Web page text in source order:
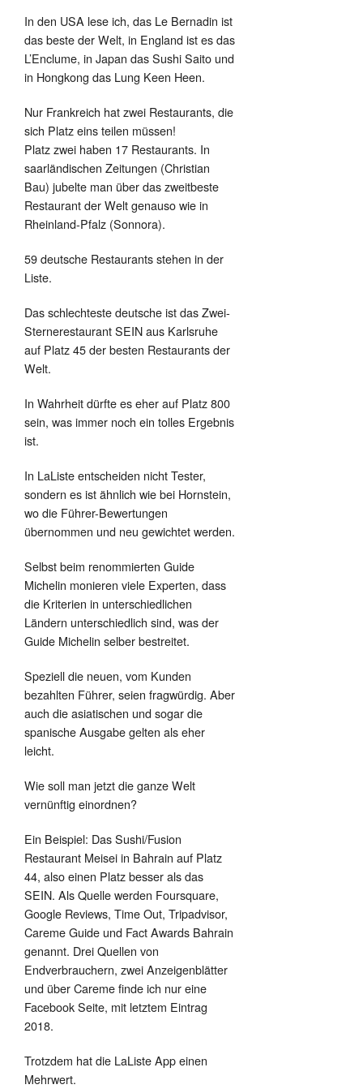
In den USA lese ich, das Le Bernadin ist
das beste der Welt, in England ist es das
L’Enclume, in Japan das Sushi Saito und
in Hongkong das Lung Keen Heen.
Nur Frankreich hat zwei Restaurants, die
sich Platz eins teilen müssen!
Platz zwei haben 17 Restaurants. In
saarländischen Zeitungen (Christian
Bau) jubelte man über das zweitbeste
Restaurant der Welt genauso wie in
Rheinland-Pfalz (Sonnora).
59 deutsche Restaurants stehen in der
Liste.
Das schlechteste deutsche ist das Zwei-
Sternerestaurant SEIN aus Karlsruhe
auf Platz 45 der besten Restaurants der
Welt.
In Wahrheit dürfte es eher auf Platz 800
sein, was immer noch ein tolles Ergebnis
ist.
In LaListe entscheiden nicht Tester,
sondern es ist ähnlich wie bei Hornstein,
wo die Führer-Bewertungen
übernommen und neu gewichtet werden.
Selbst beim renommierten Guide
Michelin monieren viele Experten, dass
die Kriterien in unterschiedlichen
Ländern unterschiedlich sind, was der
Guide Michelin selber bestreitet.
Speziell die neuen, vom Kunden
bezahlten Führer, seien fragwürdig. Aber
auch die asiatischen und sogar die
spanische Ausgabe gelten als eher
leicht.
Wie soll man jetzt die ganze Welt
vernünftig einordnen?
Ein Beispiel: Das Sushi/Fusion
Restaurant Meisei in Bahrain auf Platz
44, also einen Platz besser als das
SEIN. Als Quelle werden Foursquare,
Google Reviews, Time Out, Tripadvisor,
Careme Guide und Fact Awards Bahrain
genannt. Drei Quellen von
Endverbrauchern, zwei Anzeigenblätter
und über Careme finde ich nur eine
Facebook Seite, mit letztem Eintrag
2018.
Trotzdem hat die LaListe App einen
Mehrwert.